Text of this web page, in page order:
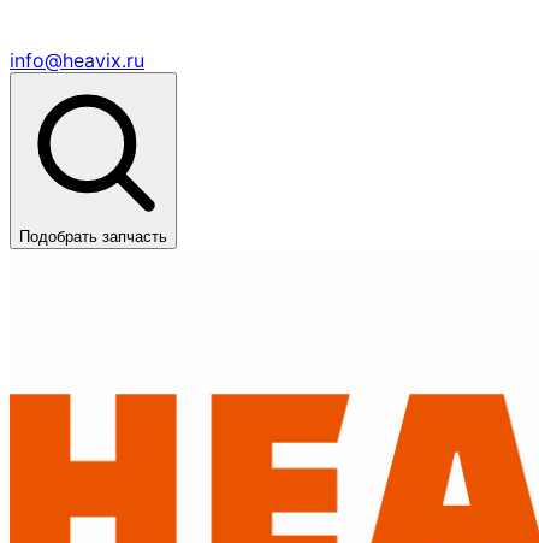
info@heavix.ru
Подобрать запчасть